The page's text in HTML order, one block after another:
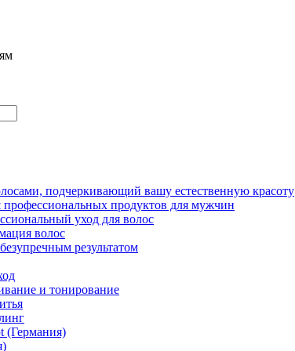
подчеркивающий вашу естественную красоту
продуктов для мужчин
уход для волос
волос
результатом
и тонирование
(Германия)